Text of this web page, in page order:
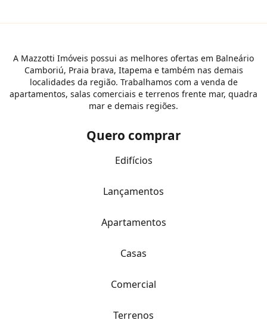
A Mazzotti Imóveis possui as melhores ofertas em Balneário
Camboriú, Praia brava, Itapema e também nas demais
localidades da região. Trabalhamos com a venda de
apartamentos, salas comerciais e terrenos frente mar, quadra
mar e demais regiões.
Quero comprar
Edifícios
Lançamentos
Apartamentos
Casas
Comercial
Terrenos